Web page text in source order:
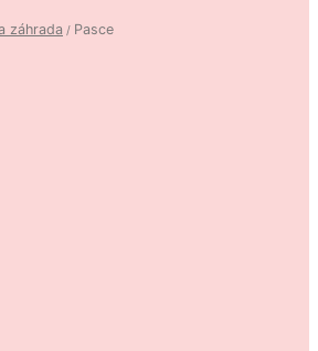
záhrada / Pasce